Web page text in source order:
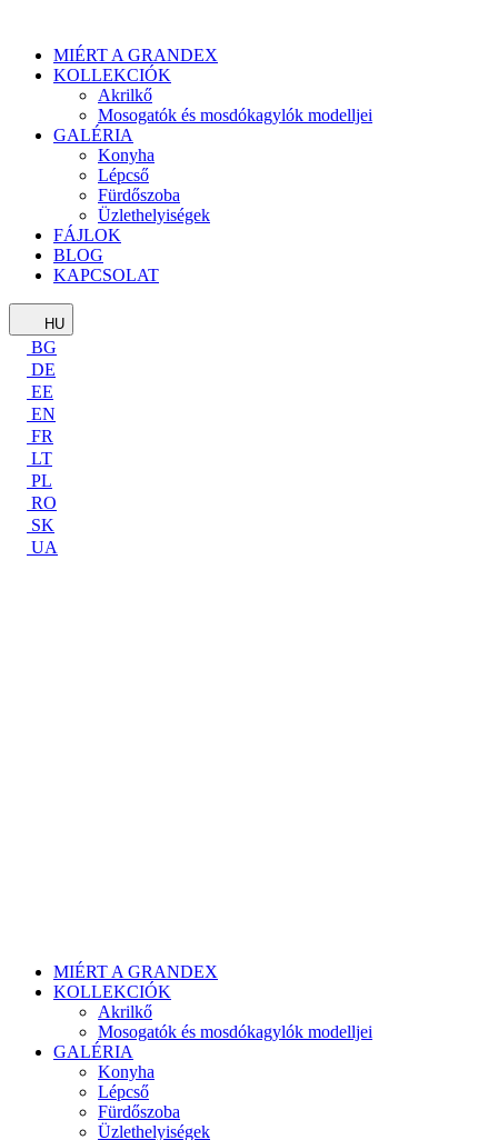
MIÉRT A GRANDEX
KOLLEKCIÓK
Akrilkő
Mosogatók és mosdókagylók modelljei
GALÉRIA
Konyha
Lépcső
Fürdőszoba
Üzlethelyiségek
FÁJLOK
BLOG
KAPCSOLAT
HU
BG
DE
EE
EN
FR
LT
PL
RO
SK
UA
MIÉRT A GRANDEX
KOLLEKCIÓK
Akrilkő
Mosogatók és mosdókagylók modelljei
GALÉRIA
Konyha
Lépcső
Fürdőszoba
Üzlethelyiségek